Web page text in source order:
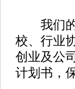
我们的
校、行业
创业及公
计划书，